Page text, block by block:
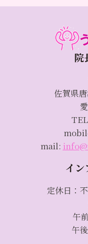
院
佐賀県
mail:
イン
定休日：
午
午